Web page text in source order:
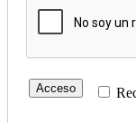
Acceso